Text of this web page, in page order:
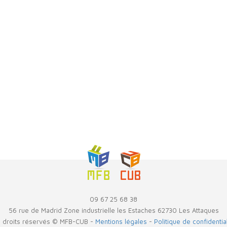
09 67 25 68 38
56 rue de Madrid Zone industrielle les Estaches 62730 Les Attaques
droits réservés © MFB-CUB - Mentions légales - Politique de